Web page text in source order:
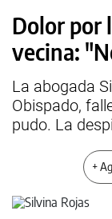
Dolor por
vecina:
La abogada
Obispado,
pudo. La
+